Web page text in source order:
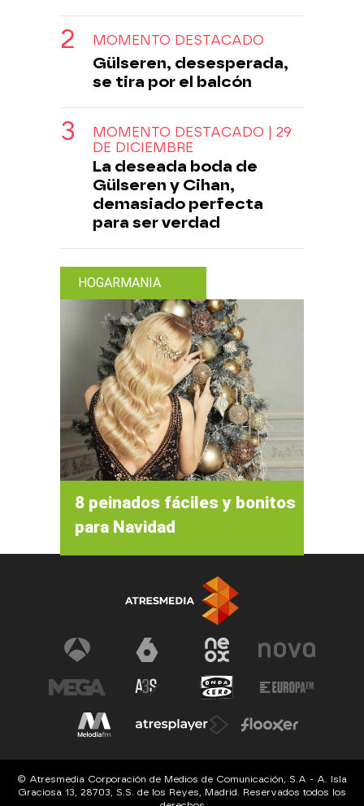
MOMENTO DESTACADO
Gülseren, desesperada,
se tira por el balcón
MOMENTO DESTACADO | 29
DE DICIEMBRE
La deseada boda de
Gülseren y Cihan,
demasiado perfecta
para ser verdad
HOGARMANIA
8 peinados fáciles y bonitos
para Navidad
© Atresmedia Corporación de Medios de Comunicación, S.A - A. Isla
Graciosa 13, 28703, S.S. de los Reyes, Madrid. Reservados todos los